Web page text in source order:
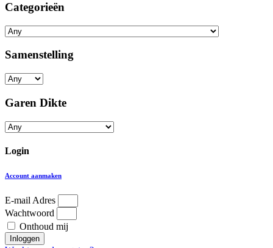
Categorieën
Samenstelling
Garen Dikte
Login
Account aanmaken
E-mail Adres
Wachtwoord
Onthoud mij
Inloggen